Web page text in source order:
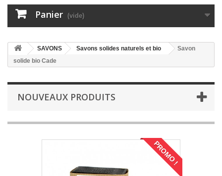
Panier (vide)
SAVONS Savons solides naturels et bio
Savon
solide bio Cade
NOUVEAUX PRODUITS
PROMO !